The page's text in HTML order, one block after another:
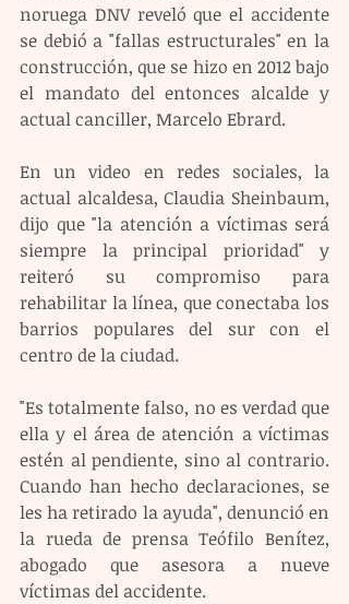
noruega DNV reveló que el accidente
se debió a "fallas estructurales" en la
construcción, que se hizo en 2012 bajo
el mandato del entonces alcalde y
actual canciller, Marcelo Ebrard.
En un video en redes sociales, la
actual alcaldesa, Claudia Sheinbaum,
dijo que "la atención a víctimas será
siempre la principal prioridad" y
reiteró su compromiso para
rehabilitar la línea, que conectaba los
barrios populares del sur con el
centro de la ciudad.
"Es totalmente falso, no es verdad que
ella y el área de atención a víctimas
estén al pendiente, sino al contrario.
Cuando han hecho declaraciones, se
les ha retirado la ayuda", denunció en
la rueda de prensa Teófilo Benítez,
abogado que asesora a nueve
víctimas del accidente.